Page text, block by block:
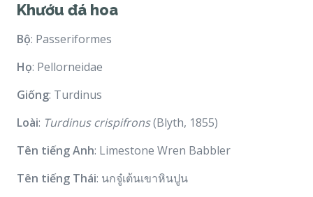
Khướu đá hoa
Bộ: Passeriformes
Họ: Pellorneidae
Giống: Turdinus
Loài: Turdinus crispifrons(Blyth, 1855)
Tên tiếng Anh: Limestone Wren Babbler
Tên tiếng Thái: นกจู๋เต้นเขาหินปูน